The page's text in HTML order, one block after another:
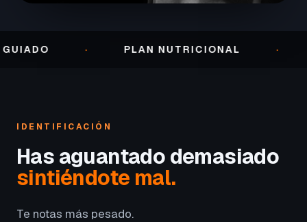
· PLAN NUTRICIONAL ·
IDENTIFICACIÓN
Has aguantado demasiado
sintiéndote mal.
Te notas más pesado.